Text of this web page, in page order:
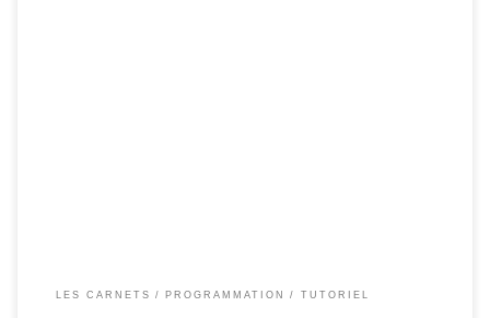
LES CARNETS PROGRAMMATION TUTORIEL